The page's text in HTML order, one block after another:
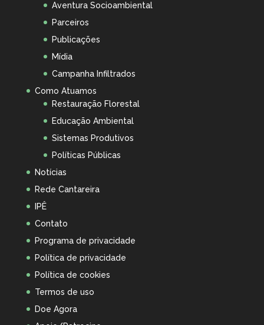
Aventura Socioambiental
Parceiros
Publicações
Mídia
Campanha Infiltrados
Como Atuamos
Restauração Florestal
Educação Ambiental
Sistemas Produtivos
Políticas Públicas
Notícias
Rede Cantareira
IPÊ
Contato
Programa de privacidade
Política de privacidade
Política de cookies
Termos de uso
Doe Agora